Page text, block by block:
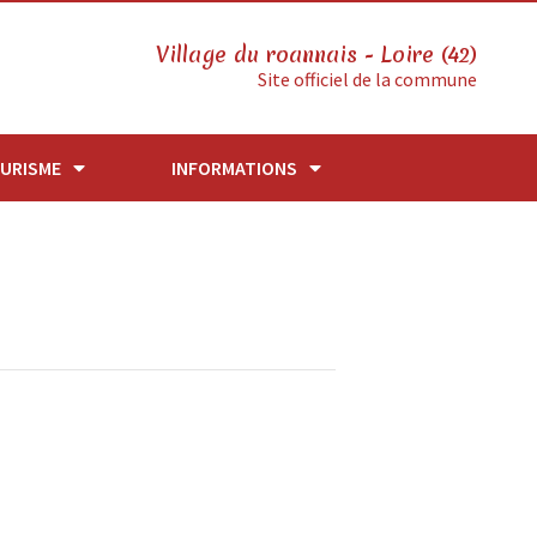
Village du roannais - Loire (42)
Site officiel de la commune
INFORMATIONS